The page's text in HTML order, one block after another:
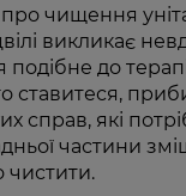
чищення
викликає
подібне до
ставитеся,
справ, які
частини
чистити.